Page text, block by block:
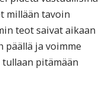
millään tavoin
teot saivat aikaan
päällä ja voimme
pitämään